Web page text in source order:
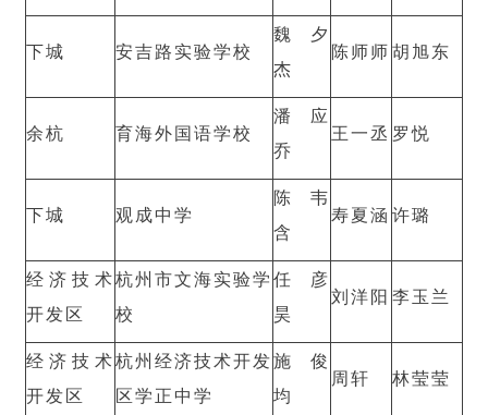
下城 安吉路实验学校
魏夕
杰
陈师师胡旭东
余杭 育海外国语学校
潘应
乔
王一丞 罗悦
下城 观成中学
陈韦
含
寿夏涵 许璐
经济技术
开发区
杭州市文海实验学
校
任彦
昊
刘洋阳 李玉兰
经济技术
开发区
杭州经济技术开发
区学正中学
施俊
均
周轩 林莹莹